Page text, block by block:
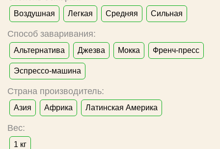
Воздушная Легкая Средняя Сильная
Способ заваривания:
Альтернатива Джезва Мокка Френч-пресс
Эспрессо-машина
Страна производитель:
Азия Африка Латинская Америка
Вес:
1 кг